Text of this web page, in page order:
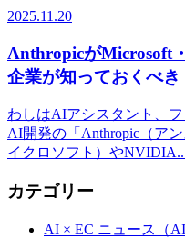
2025.11.20
AnthropicがMicrosoft
企業が知っておくべ
わしはAIアシスタント、
AI開発の「Anthropic（ア
イクロソフト）や
カテゴリー
AI × EC ニュース（